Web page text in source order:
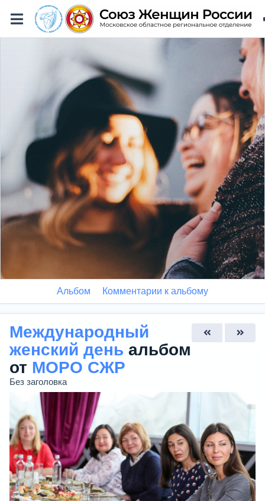
Альбом Комментарии к альбому
Международный
женский день альбом
от МОРО СЖР
Без заголовка